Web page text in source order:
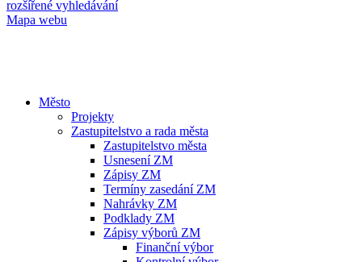
rozšířené vyhledávání
Mapa webu
Město
Projekty
Zastupitelstvo a rada města
Zastupitelstvo města
Usnesení ZM
Zápisy ZM
Termíny zasedání ZM
Nahrávky ZM
Podklady ZM
Zápisy výborů ZM
Finanční výbor